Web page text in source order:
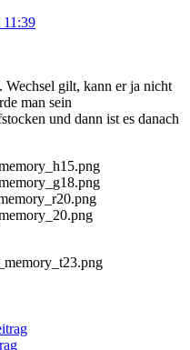
11:39
Wechsel gilt, kann er ja nicht
man sein
und dann ist es danach